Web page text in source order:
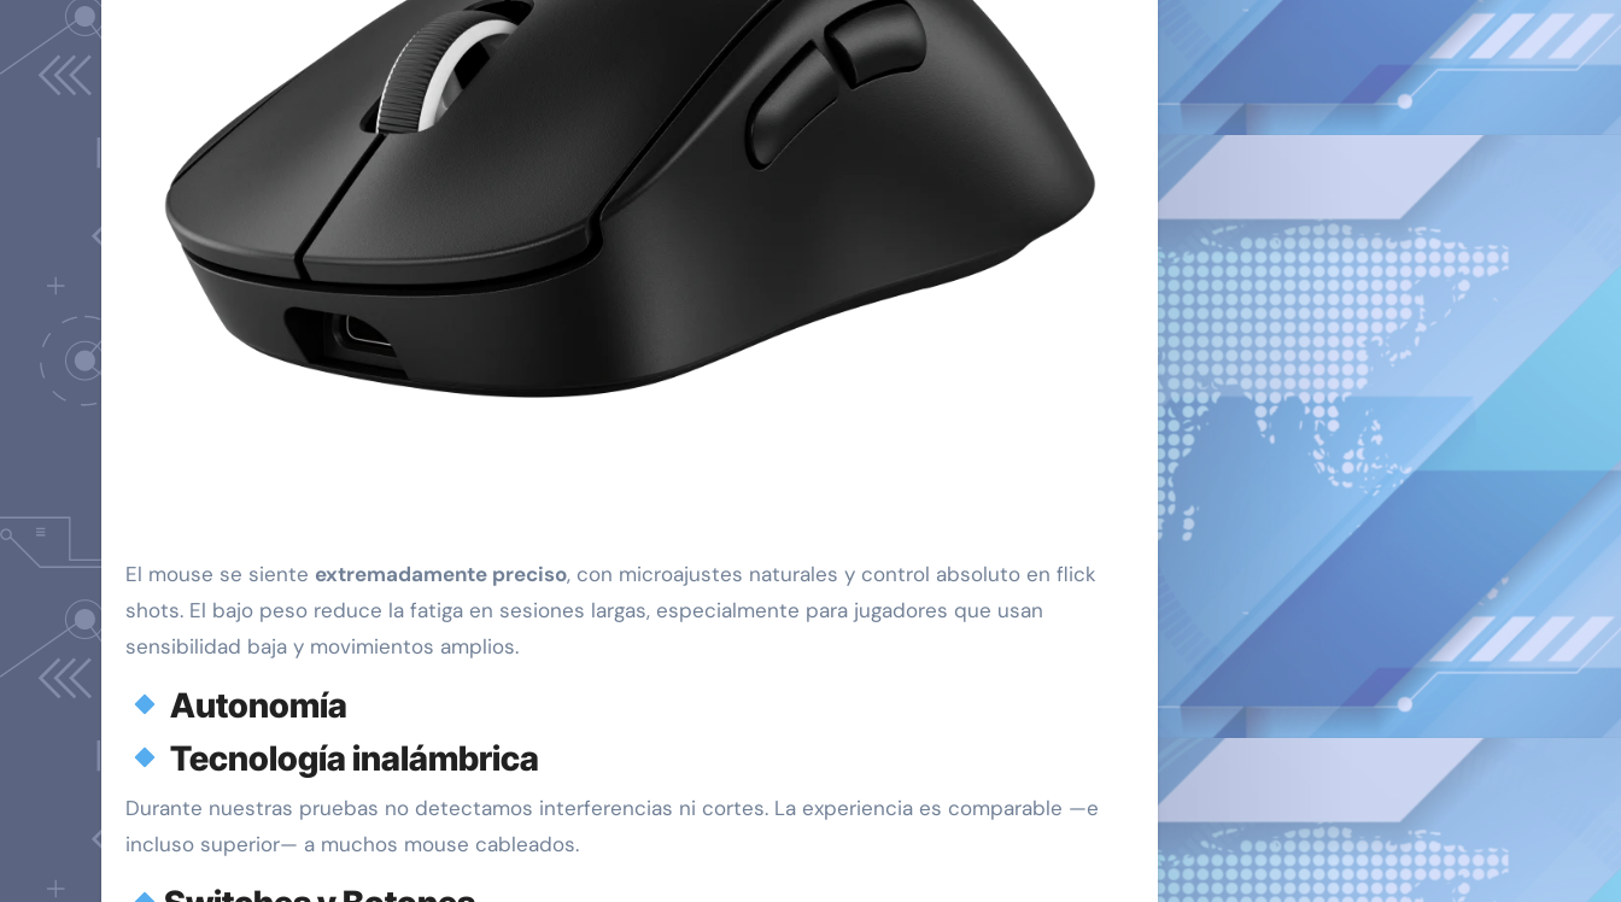
El mouse se siente extremadamente preciso, con microajustes naturales y control absoluto en flick
shots. El bajo peso reduce la fatiga en sesiones largas, especialmente para jugadores que usan
sensibilidad baja y movimientos amplios.
Autonomía
Tecnología inalámbrica
Durante nuestras pruebas no detectamos interferencias ni cortes. La experiencia es comparable —e
incluso superior— a muchos mouse cableados.